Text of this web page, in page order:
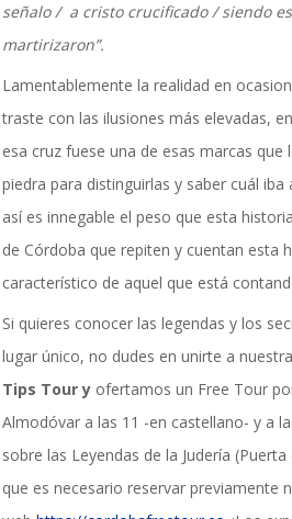
señalo / a cristo crucificado / siendo
martirizaron”.
Lamentablemente la realidad en
traste con las ilusiones más elevadas,
esa cruz fuese una de esas marcas
piedra para distinguirlas y saber cuál
así es innegable el peso que esta
de Córdoba que repiten y cuentan esta
característico de aquel que está
Si quieres conocer las legendas y los
lugar único, no dudes en unirte a
Tips Tour yofertamos un Free Tour
Almodóvar a las 11 -en castellano- y a
sobre las Leyendas de la Judería
que es necesario reservar previamente